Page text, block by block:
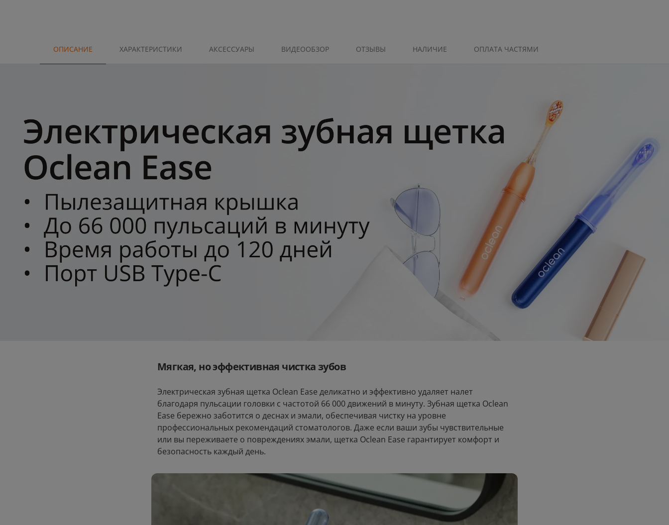
ОПИСАНИЕ ХАРАКТЕРИСТИКИ АКСЕССУАРЫ ВИДЕООБЗОР ОТЗЫВЫ НАЛИЧИЕ ОПЛАТА ЧАСТЯМИ
Мягкая, но эффективная чистка зубов
Электрическая зубная щетка Oclean Ease деликатно и эффективно удаляет налет
благодаря пульсации головки с частотой 66 000 движений в минуту. Зубная щетка Oclean
Ease бережно заботится о деснах и эмали, обеспечивая чистку на уровне
профессиональных рекомендаций стоматологов. Даже если ваши зубы чувствительные
или вы переживаете о повреждениях эмали, щетка Oclean Ease гарантирует комфорт и
безопасность каждый день.